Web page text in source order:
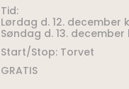
Tid:
Lørdag d. 12. december
Søndag d. 13. december
Start/Stop: Torvet
GRATIS